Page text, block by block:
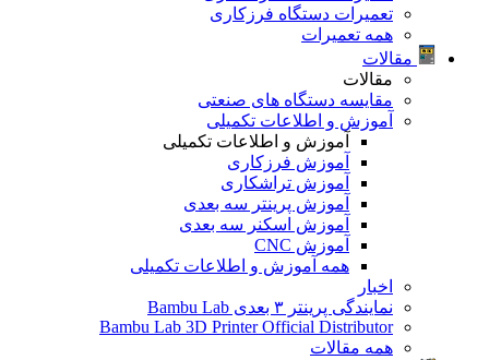
تعمیرات دستگاه فرزکاری
همه تعمیرات
مقالات
مقالات
مقایسه دستگاه های صنعتی
آموزش و اطلاعات تکمیلی
آموزش و اطلاعات تکمیلی
آموزش فرزکاری
آموزش تراشکاری
آموزش پرینتر سه بعدی
آموزش اسکنر سه بعدی
آموزش CNC
همه آموزش و اطلاعات تکمیلی
اخبار
نمایندگی پرینتر ۳ بعدی Bambu Lab
Bambu Lab 3D Printer Official Distributor
همه مقالات